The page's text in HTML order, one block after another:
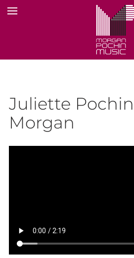
Juliette
Morgan